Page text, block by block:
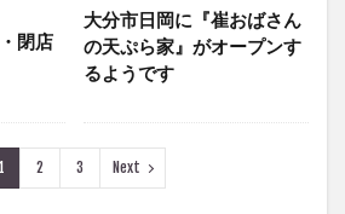
閉店
大分市日岡に『崔おばさん
の天ぷら家』がオープンす
るようです
2 3 Next